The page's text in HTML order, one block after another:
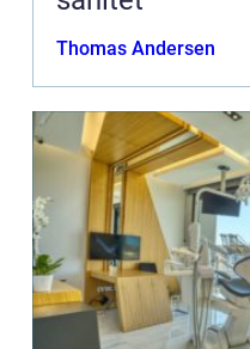
Thomas Andersen